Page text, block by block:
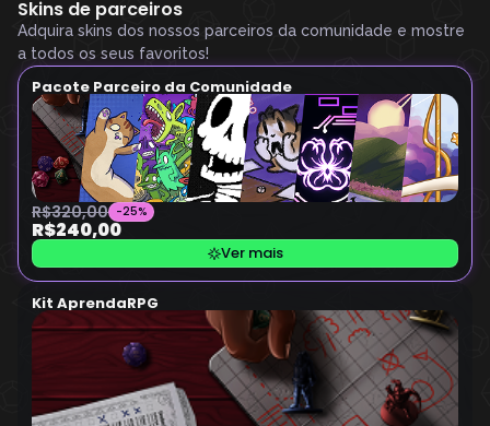
Skins de parceiros
Adquira skins dos nossos parceiros da comunidade e mostre
a todos os seus favoritos!
Pacote Parceiro da Comunidade
R$320,00 -25%
R$240,00
Ver mais
Kit AprendaRPG